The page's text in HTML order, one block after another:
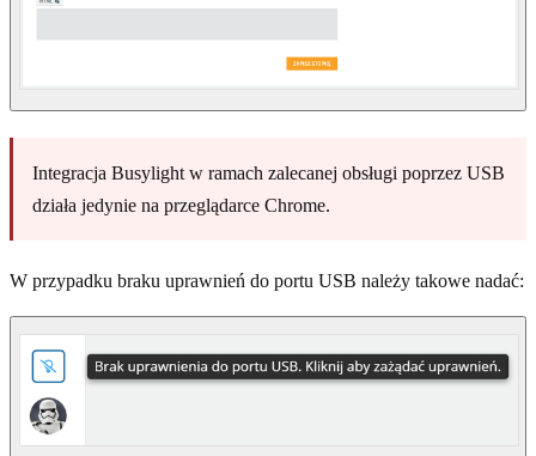
Integracja Busylight w ramach zalecanej obsługi poprzez USB
działa jedynie na przeglądarce Chrome.
W przypadku braku uprawnień do portu USB należy takowe nadać: